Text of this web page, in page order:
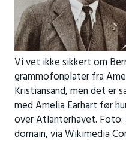
Vi vet ikke sikkert om
grammofonplater fra
Kristiansand, men det er
med Amelia Earhart før
over Atlanterhavet.
domain, via Wikimedia